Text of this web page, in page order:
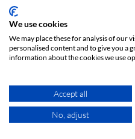
203
Vergaderruimte met daglicht
Op aanvraag
We use cookies
We may place these for analysis of our
personalised content and to give you a
information about the cookies we use
Accept all
No, adjust